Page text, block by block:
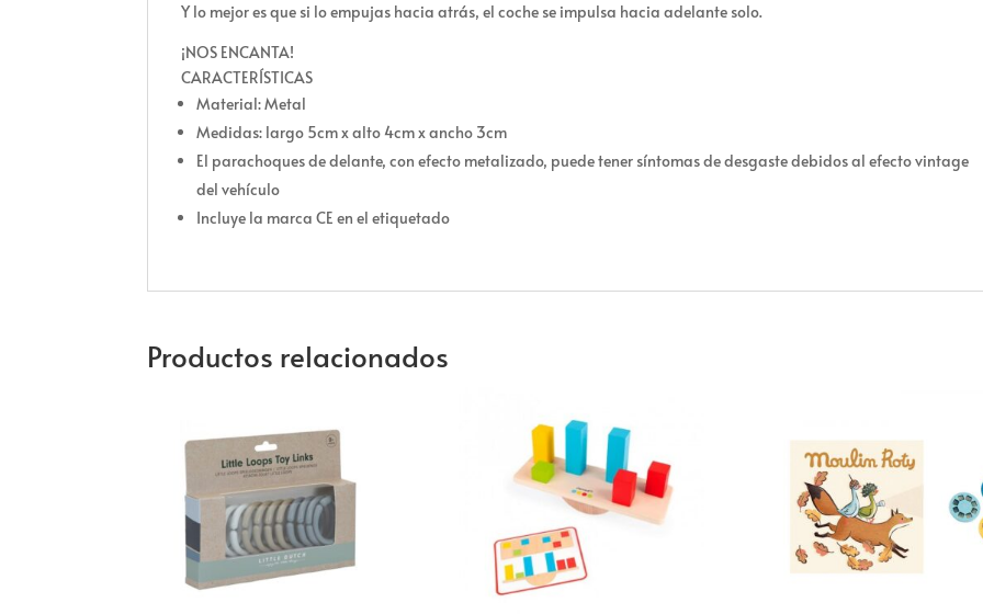
Y lo mejor es que si lo empujas hacia atrás, el coche se impulsa hacia adelante solo.
¡NOS ENCANTA!
CARACTERÍSTICAS
Material: Metal
Medidas: largo 5cm x alto 4cm x ancho 3cm
El parachoques de delante, con efecto metalizado, puede tener síntomas de desgaste debidos al efecto vintage
del vehículo
Incluye la marca CE en el etiquetado
Productos relacionados